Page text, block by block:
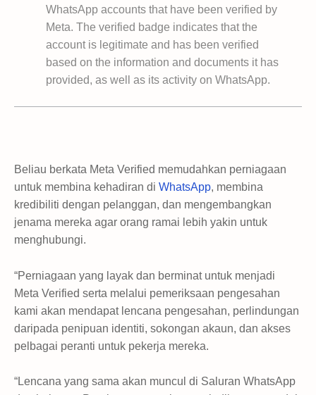
WhatsApp accounts that have been verified by
Meta. The verified badge indicates that the
account is legitimate and has been verified
based on the information and documents it has
provided, as well as its activity on WhatsApp.
Beliau berkata Meta Verified memudahkan perniagaan
untuk membina kehadiran di WhatsApp, membina
kredibiliti dengan pelanggan, dan mengembangkan
jenama mereka agar orang ramai lebih yakin untuk
menghubungi.
“Perniagaan yang layak dan berminat untuk menjadi
Meta Verified serta melalui pemeriksaan pengesahan
kami akan mendapat lencana pengesahan, perlindungan
daripada penipuan identiti, sokongan akaun, dan akses
pelbagai peranti untuk pekerja mereka.
“Lencana yang sama akan muncul di Saluran WhatsApp